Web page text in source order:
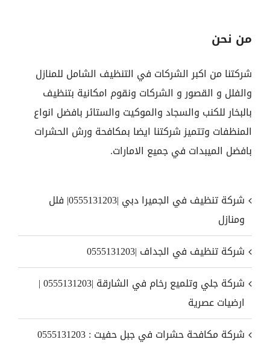
من نحن
شركتنا من اكبر الشركات في التنظيف الشامل للمنازل
والفلل و القصور و الشركات ونقوم امكانية بتنظيف
بالبخار للكنب والسجاد والموكيت والستائر بافضل انواع
المنظفات وتتميز شركتنا ايضا بمكافحة ورش الحشرات
بافضل الميبدات في جميع الامارات.
شركة تنظيف في الجميرا دبي |0555131203| فلل
ومنازل
شركة تنظيف في الجداف |0555131203
شركة جلي وتلميع رخام في الشارقة |0555131203 |
ارضيات عصرية
شركة مكافحة حشرات في جبل حفيت : 0555131203